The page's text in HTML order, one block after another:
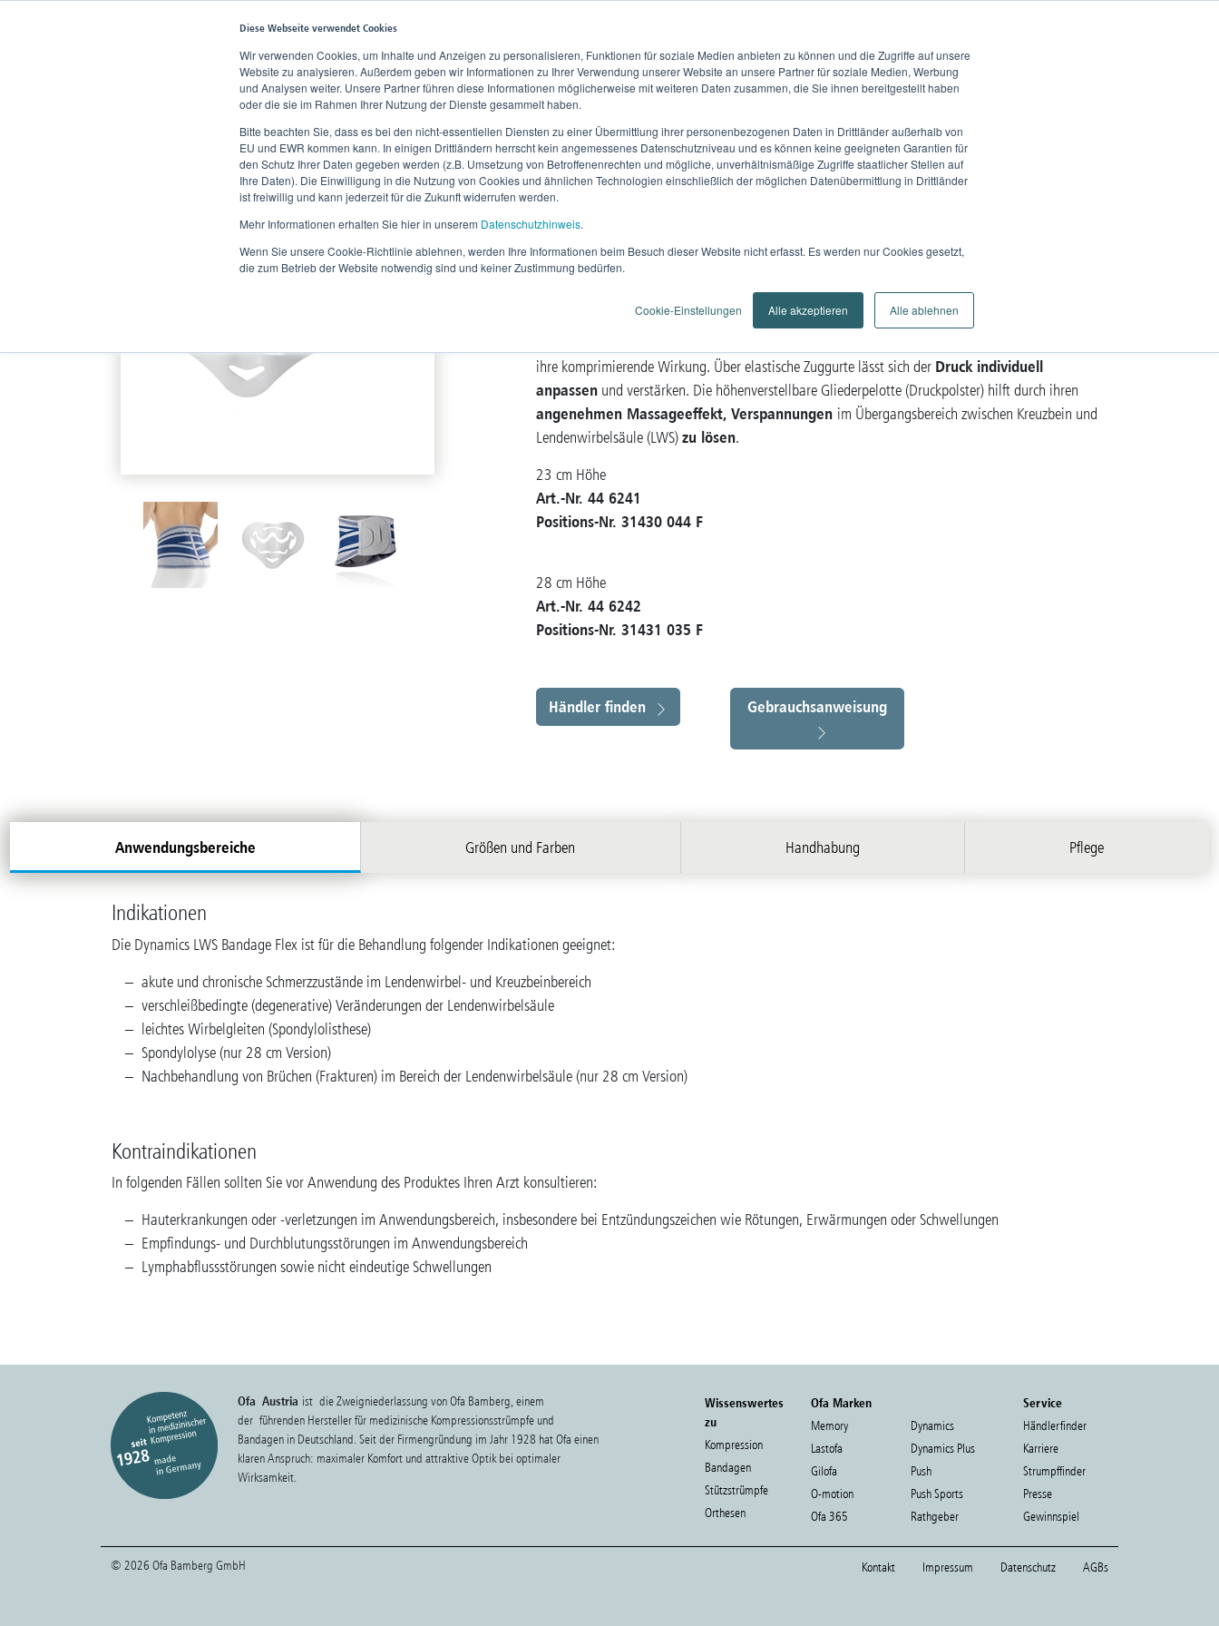
Diese Webseite verwendet Cookies
Wir verwenden Cookies, um Inhalte und Anzeigen zu personalisieren, Funktionen für soziale Medien anbieten zu können und die Zugriffe auf unsere
Website zu analysieren. Außerdem geben wir Informationen zu Ihrer Verwendung unserer Website an unsere Partner für soziale Medien, Werbung
und Analysen weiter. Unsere Partner führen diese Informationen möglicherweise mit weiteren Daten zusammen, die Sie ihnen bereitgestellt haben
oder die sie im Rahmen Ihrer Nutzung der Dienste gesammelt haben.
Bitte beachten Sie, dass es bei den nicht-essentiellen Diensten zu einer Übermittlung ihrer personenbezogenen Daten in Drittländer außerhalb von
EU und EWR kommen kann. In einigen Drittländern herrscht kein angemessenes Datenschutzniveau und es können keine geeigneten Garantien für
den Schutz Ihrer Daten gegeben werden (z.B. Umsetzung von Betroffenenrechten und mögliche, unverhältnismäßige Zugriffe staatlicher Stellen auf
Ihre Daten). Die Einwilligung in die Nutzung von Cookies und ähnlichen Technologien einschließlich der möglichen Datenübermittlung in Drittländer
ist freiwillig und kann jederzeit für die Zukunft widerrufen werden.
Mehr Informationen erhalten Sie hier in unserem Datenschutzhinweis.
Wenn Sie unsere Cookie-Richtlinie ablehnen, werden Ihre Informationen beim Besuch dieser Website nicht erfasst. Es werden nur Cookies gesetzt,
die zum Betrieb der Website notwendig sind und keiner Zustimmung bedürfen.
Cookie-Einstellungen Alle akzeptieren Alle ablehnen
Home Aktuelles Produkte Anwendungsgebiete Wissen Unternehmen
Bandagen, Orthesen und Therapieschuhe Rücken Dynamics LWS Bandage Flex
Rücken
Dynamics LWS Bandage Flex
Die vielseitige orthopädische Versorgung
ihre komprimierende Wirkung. Über elastische Zuggurte lässt sich der Druck individuell
anpassenund verstärken. Die höhenverstellbare Gliederpelotte (Druckpolster) hilft durch ihren
angenehmen Massageeffekt, Verspannungen im Übergangsbereich zwischen Kreuzbein und
Lendenwirbelsäule (LWS)zu lösen.
23 cm Höhe
Art.-Nr. 44 6241
Positions-Nr. 31430 044 F
28 cm Höhe
Art.-Nr. 44 6242
Positions-Nr. 31431 035 F
Händler finden Gebrauchsanweisung
Anwendungsbereiche Größen und Farben Handhabung Pflege
Indikationen
Die Dynamics LWS Bandage Flex ist für die Behandlung folgender Indikationen geeignet:
akute und chronische Schmerzzustände im Lendenwirbel- und Kreuzbeinbereich
verschleißbedingte (degenerative) Veränderungen der Lendenwirbelsäule
leichtes Wirbelgleiten (Spondylolisthese)
Spondylolyse (nur 28 cm Version)
Nachbehandlung von Brüchen (Frakturen) im Bereich der Lendenwirbelsäule (nur 28 cm Version)
Kontraindikationen
In folgenden Fällen sollten Sie vor Anwendung des Produktes Ihren Arzt konsultieren:
Hauterkrankungen oder -verletzungen im Anwendungsbereich, insbesondere bei Entzündungszeichen wie Rötungen, Erwärmungen oder Schwellungen
Empfindungs- und Durchblutungsstörungen im Anwendungsbereich
Lymphabflussstörungen sowie nicht eindeutige Schwellungen
Ofa Austria ist die Zweigniederlassung von Ofa Bamberg, einem
der führenden Hersteller für medizinische Kompressionsstrümpfe und
Bandagen in Deutschland. Seit der Firmengründung im Jahr 1928 hat Ofa einen
klaren Anspruch: maximaler Komfort und attraktive Optik bei optimaler
Wirksamkeit.
Wissenswertes
zu
Kompression
Bandagen
Stützstrümpfe
Orthesen
Ofa Marken
Memory
Dynamics
Lastofa
Dynamics Plus
Gilofa
Push
O-motion
Push Sports
Ofa 365
Rathgeber
Service
Händlerfinder
Karriere
Strumpffinder
Presse
Gewinnspiel
Kontakt Impressum Datenschutz AGBs
© 2026 Ofa Bamberg GmbH